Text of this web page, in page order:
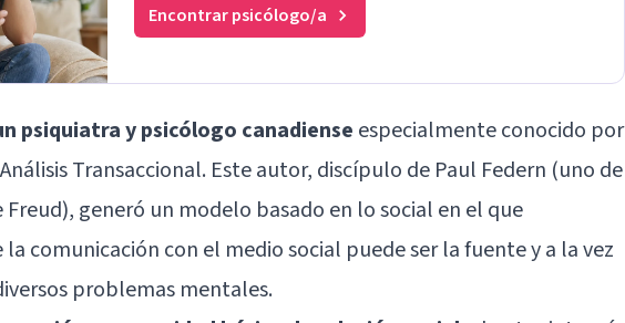
Encontrar psicólogo/a
psiquiatra y psicólogo canadiense especialmente conocido por
Análisis Transaccional. Este autor, discípulo de Paul Federn (uno de
Freud), generó un modelo basado en lo social en el que
comunicación con el medio social puede ser la fuente y a la vez
problemas mentales.